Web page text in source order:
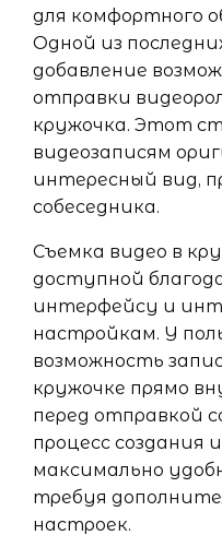
для комфортного
Одной из
добавление
отправки
кружочка. Этот
видеозаписям
интересный вид,
собеседника.
Съемка видео в
доступной
интерфейсу и
настройкам. У
возможность
кружочке прямо
перед отправкой
процесс создания
максимально
требуя
настроек.